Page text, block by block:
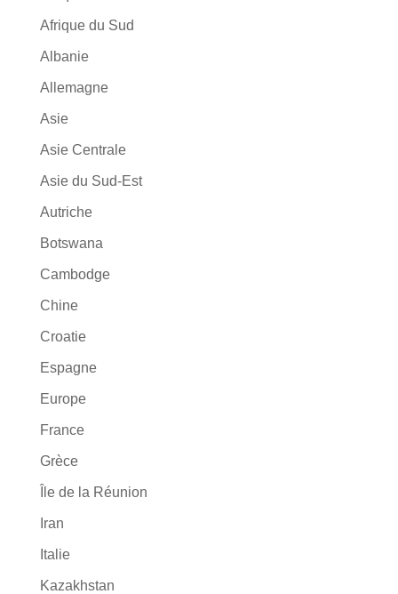
Afrique du Sud
Albanie
Allemagne
Asie
Asie Centrale
Asie du Sud-Est
Autriche
Botswana
Cambodge
Chine
Croatie
Espagne
Europe
France
Grèce
Île de la Réunion
Iran
Italie
Kazakhstan